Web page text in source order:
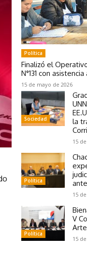
Política
Finalizó el
N°131 con
15 de mayo de 2026
Sociedad
la
15
Política
15
Política
V
15